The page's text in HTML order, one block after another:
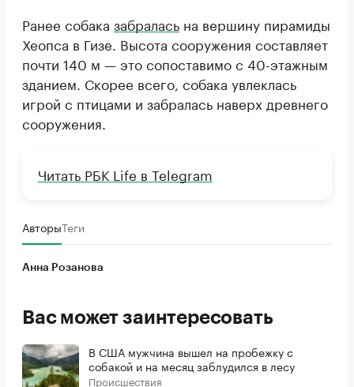
Ранее собака забралась на вершину пирамиды
Хеопса в Гизе. Высота сооружения составляет
почти 140 м — это сопоставимо с 40-этажным
зданием. Скорее всего, собака увлеклась
игрой с птицами и забралась наверх древнего
сооружения.
Читать РБК Life в Telegram
АвторыТеги
Анна Розанова
Вас может заинтересовать
В США мужчина вышел на пробежку с
собакой и на месяц заблудился в лесу
Происшествия